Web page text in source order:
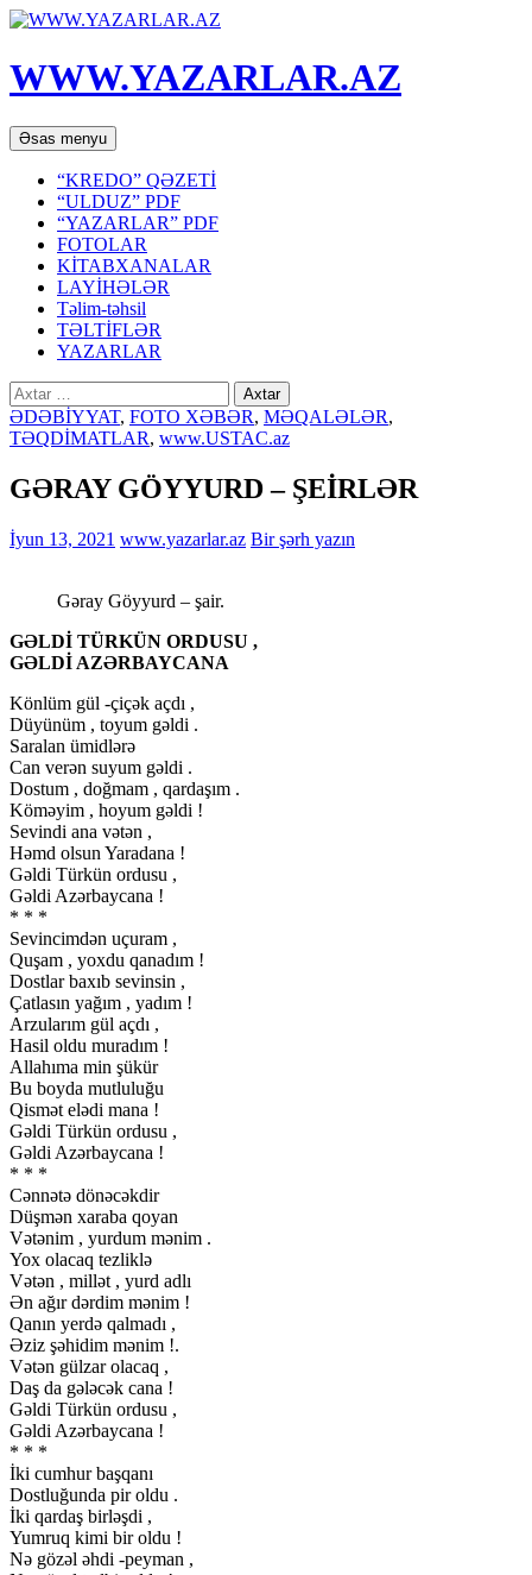
WWW.YAZARLAR.AZ
Axtar
Əsas menyu Mühtəviyyata
keç
“KREDO” QƏZETİ
“ULDUZ” PDF
“YAZARLAR” PDF
FOTOLAR
KİTABXANALAR
LAYİHƏLƏR
Təlim-təhsil
TƏLTİFLƏR
YAZARLAR
Axtarış:
ƏDƏBİYYAT, FOTO XƏBƏR, MƏQALƏLƏR,
TƏQDİMATLAR, www.USTAC.az
GƏRAY GÖYYURD – ŞEİRLƏR
İyun 13, 2021 www.yazarlar.az Bir şərh yazın
Gəray Göyyurd – şair.
GƏLDİ TÜRKÜN ORDUSU ,
GƏLDİ AZƏRBAYCANA
Könlüm gül -çiçək açdı ,
Düyünüm , toyum gəldi .
Saralan ümidlərə
Can verən suyum gəldi .
Dostum , doğmam , qardaşım .
Köməyim , hoyum gəldi !
Sevindi ana vətən ,
Həmd olsun Yaradana !
Gəldi Türkün ordusu ,
Gəldi Azərbaycana !
* * *
Sevincimdən uçuram ,
Quşam , yoxdu qanadım !
Dostlar baxıb sevinsin ,
Çatlasın yağım , yadım !
Arzularım gül açdı ,
Hasil oldu muradım !
Allahıma min şükür
Bu boyda mutluluğu
Qismət elədi mana !
Gəldi Türkün ordusu ,
Gəldi Azərbaycana !
* * *
Cənnətə dönəcəkdir
Düşmən xaraba qoyan
Vətənim , yurdum mənim .
Yox olacaq tezliklə
Vətən , millət , yurd adlı
Ən ağır dərdim mənim !
Qanın yerdə qalmadı ,
Əziz şəhidim mənim !.
Vətən gülzar olacaq ,
Daş da gələcək cana !
Gəldi Türkün ordusu ,
Gəldi Azərbaycana !
* * *
İki cumhur başqanı
Dostluğunda pir oldu .
İki qardaş birləşdi ,
Yumruq kimi bir oldu !
Nə gözəl əhdi -peyman ,